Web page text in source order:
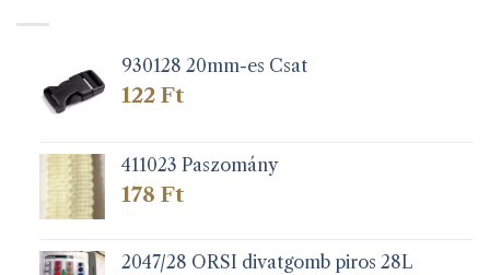
930128 20mm-es Csat
122 Ft
411023 Paszomány
178 Ft
2047/28 ORSI divatgomb piros 28L